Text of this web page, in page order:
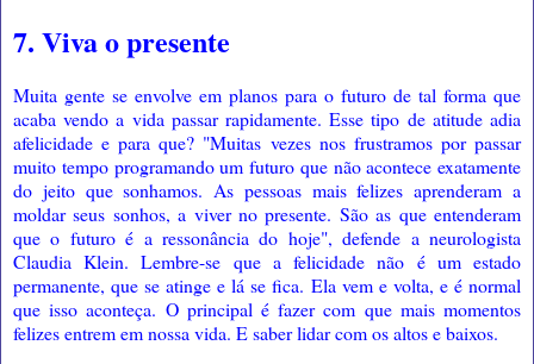
7. Viva o presente
Muita gente se envolve em planos para o futuro de tal forma que
acaba vendo a vida passar rapidamente. Esse tipo de atitude adia
afelicidade e para que? "Muitas vezes nos frustramos por passar
muito tempo programando um futuro que não acontece exatamente
do jeito que sonhamos. As pessoas mais felizes aprenderam a
moldar seus sonhos, a viver no presente. São as que entenderam
que o futuro é a ressonância do hoje", defende a neurologista
Claudia Klein. Lembre-se que a felicidade não é um estado
permanente, que se atinge e lá se fica. Ela vem e volta, e é normal
que isso aconteça. O principal é fazer com que mais momentos
felizes entrem em nossa vida. E saber lidar com os altos e baixos.